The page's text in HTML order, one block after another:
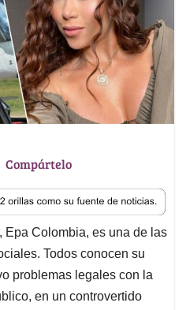
T
r
e
a
d
s
Compártelo
Epa Colombia, es una de las
Todos conocen su
problemas legales con la
en un controvertido